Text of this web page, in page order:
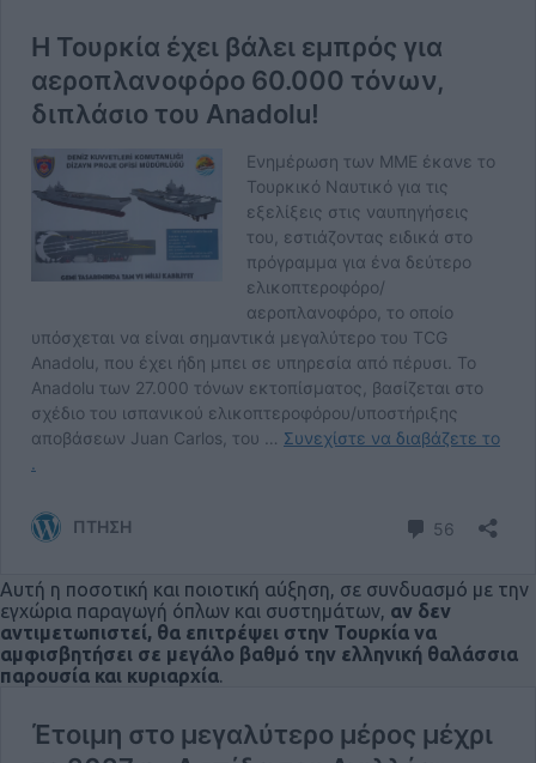
Αυτή η ποσοτική και ποιοτική αύξηση, σε συνδυασμό με την
εγχώρια παραγωγή όπλων και συστημάτων, αν δεν
αντιμετωπιστεί, θα επιτρέψει στην Τουρκία να
αμφισβητήσει σε μεγάλο βαθμό την ελληνική θαλάσσια
παρουσία και κυριαρχία.